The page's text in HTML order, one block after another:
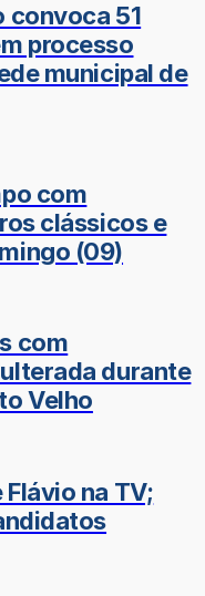
convoca 51
processo
municipal de
com
clássicos e
(09)
com
durante
Velho
na TV;